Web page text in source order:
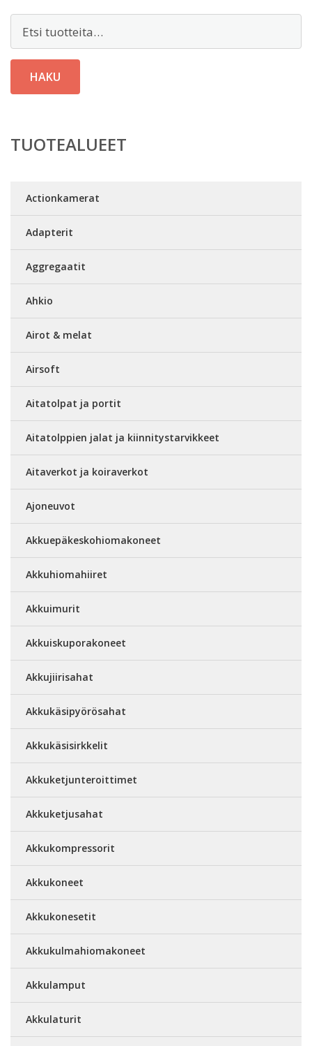
HAKU
TUOTEALUEET
Actionkamerat
Adapterit
Aggregaatit
Ahkio
Airot & melat
Airsoft
Aitatolpat ja portit
Aitatolppien jalat ja kiinnitystarvikkeet
Aitaverkot ja koiraverkot
Ajoneuvot
Akkuepäkeskohiomakoneet
Akkuhiomahiiret
Akkuimurit
Akkuiskuporakoneet
Akkujiirisahat
Akkukäsipyörösahat
Akkukäsisirkkelit
Akkuketjunteroittimet
Akkuketjusahat
Akkukompressorit
Akkukoneet
Akkukonesetit
Akkukulmahiomakoneet
Akkulamput
Akkulaturit